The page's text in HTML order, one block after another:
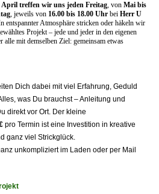
April treffen wir uns jeden Freitag, von Mai bis
, jeweils von 16.00 bis 18.00 Uhrbei Herr U
entspannter Atmosphäre stricken oder häkeln wir
Projekt – jede und jeder in den eigenen
alle mit demselben Ziel: gemeinsam etwas
Dich dabei mit viel Erfahrung, Geduld
was Du brauchst – Anleitung und
direkt vor Ort. Der kleine
pro Termin ist eine Investition in kreative
ganz viel Strickglück.
unkompliziert im Laden oder per Mail